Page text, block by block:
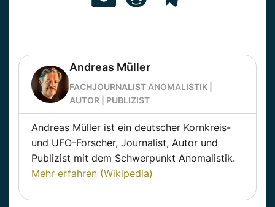
Andreas Müller
FACHJOURNALIST ANOMALISTIK |
AUTOR | PUBLIZIST
Andreas Müller ist ein deutscher Kornkreis-
und UFO-Forscher, Journalist, Autor und
Publizist mit dem Schwerpunkt Anomalistik.
Mehr erfahren (Wikipedia)